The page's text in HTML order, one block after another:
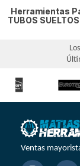
Herramientas
TUBOS
Ventas